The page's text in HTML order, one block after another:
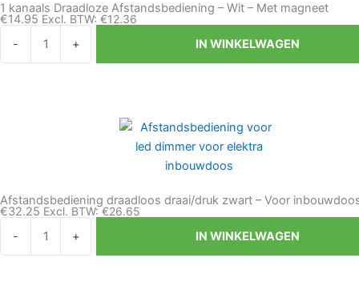
Met
1 kanaals Draadloze Afstandsbediening – Wit – Met magneet
€14.95 Excl. BTW: €12.36
-
aantal
+ IN WINKELWAGEN
Afstandsbediening draadloos draai/druk zwart – Voor
€32.25 Excl. BTW:€26.65
-
draadloos
+ IN WINKELWAGEN